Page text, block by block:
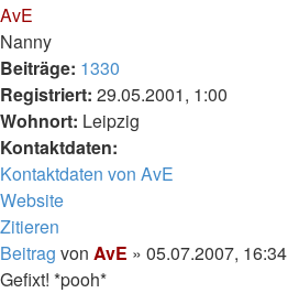
AvE
Nanny
Beiträge: 1330
Registriert: 29.05.2001, 1:00
Wohnort: Leipzig
Kontaktdaten:
Kontaktdaten von AvE
Website
Zitieren
Beitrag von AvE » 05.07.2007, 16:34
Gefixt! *pooh*